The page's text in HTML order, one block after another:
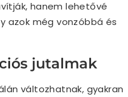
hanem lehetővé
azok még vonzóbbá és
jutalmak
változhatnak, gyakran